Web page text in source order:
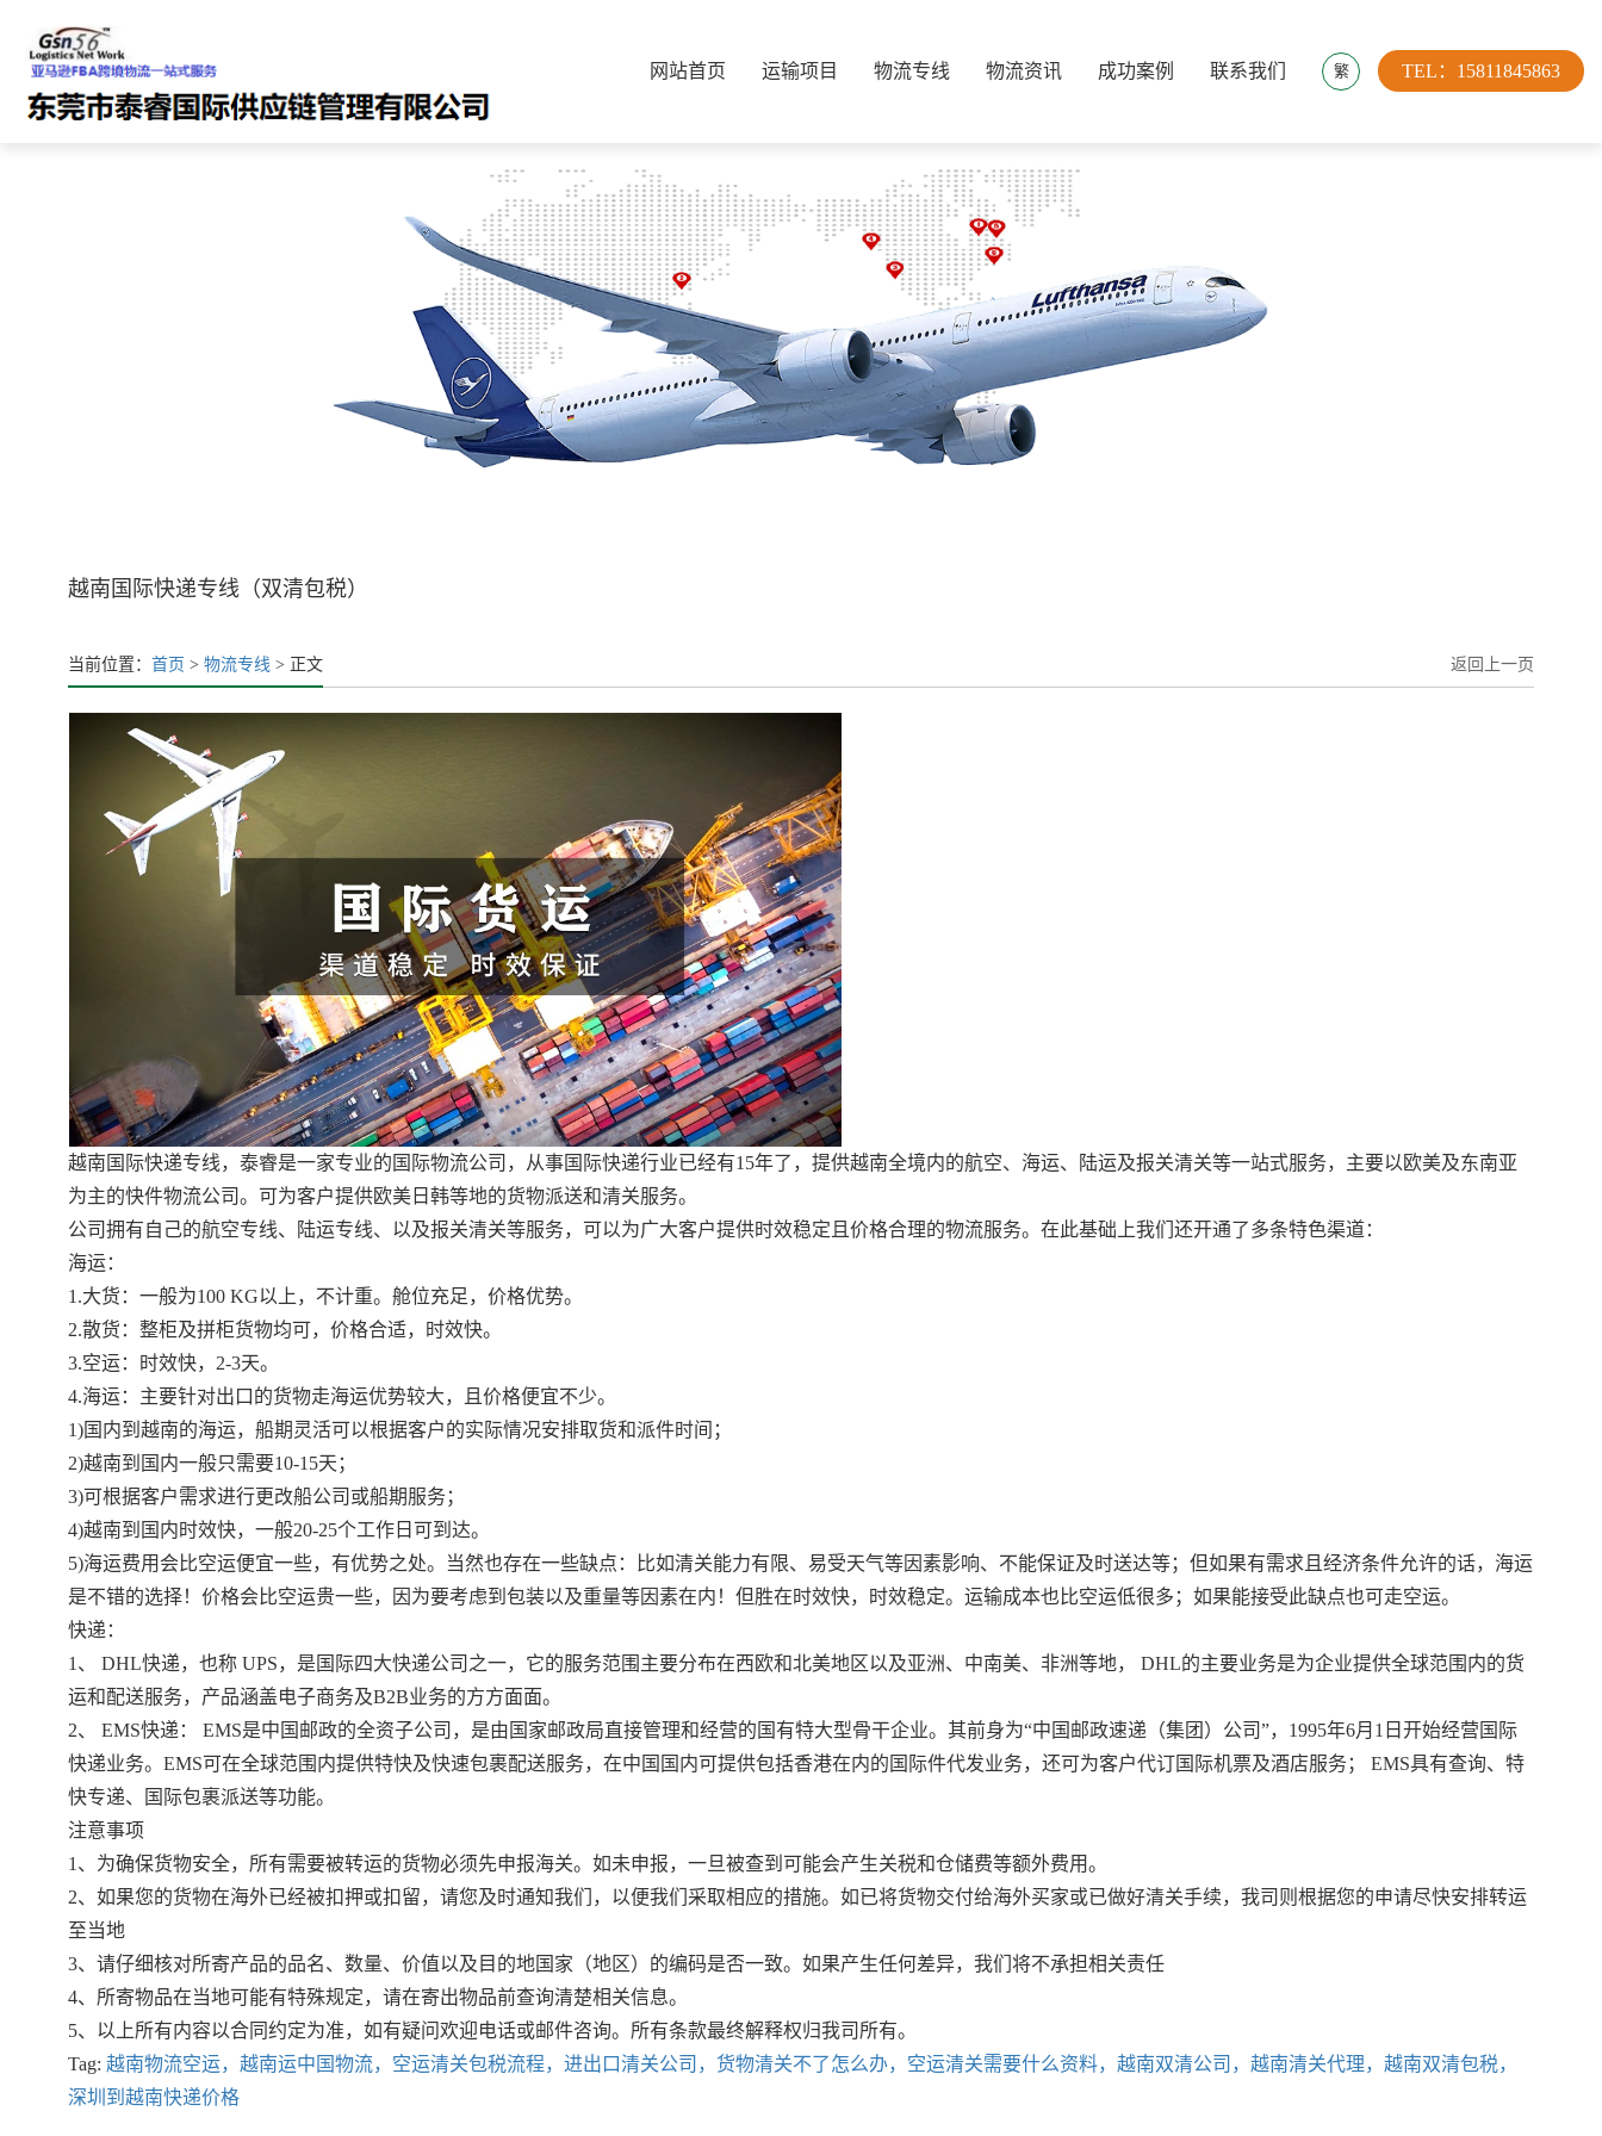
TEL：15811845863
繁
网站首页 运输项目 物流专线 物流资讯 成功案例 联系我们
越南国际快递专线（双清包税）
当前位置： 首页 > 物流专线 > 正文 返回上一页
越南国际快递专线，泰睿是一家专业的国际物流公司，从事国际快递行业已经有15年了，提供越南全境内的航空、海运、陆运及报关清关等一站式服务，主要以欧美及东南亚
为主的快件物流公司。可为客户提供欧美日韩等地的货物派送和清关服务。
公司拥有自己的航空专线、陆运专线、以及报关清关等服务，可以为广大客户提供时效稳定且价格合理的物流服务。在此基础上我们还开通了多条特色渠道：
海运：
1.大货：一般为100 KG以上，不计重。舱位充足，价格优势。
2.散货：整柜及拼柜货物均可，价格合适，时效快。
3.空运：时效快，2-3天。
4.海运：主要针对出口的货物走海运优势较大，且价格便宜不少。
1)国内到越南的海运，船期灵活可以根据客户的实际情况安排取货和派件时间；
2)越南到国内一般只需要10-15天；
3)可根据客户需求进行更改船公司或船期服务；
4)越南到国内时效快，一般20-25个工作日可到达。
5)海运费用会比空运便宜一些，有优势之处。当然也存在一些缺点：比如清关能力有限、易受天气等因素影响、不能保证及时送达等；但如果有需求且经济条件允许的话，海运
是不错的选择！价格会比空运贵一些，因为要考虑到包装以及重量等因素在内！但胜在时效快，时效稳定。运输成本也比空运低很多；如果能接受此缺点也可走空运。
快递：
1、 DHL快递，也称 UPS，是国际四大快递公司之一，它的服务范围主要分布在西欧和北美地区以及亚洲、中南美、非洲等地， DHL的主要业务是为企业提供全球范围内的货
运和配送服务，产品涵盖电子商务及B2B业务的方方面面。
2、 EMS快递： EMS是中国邮政的全资子公司，是由国家邮政局直接管理和经营的国有特大型骨干企业。其前身为“中国邮政速递（集团）公司”，1995年6月1日开始经营国际
快递业务。EMS可在全球范围内提供特快及快速包裹配送服务，在中国国内可提供包括香港在内的国际件代发业务，还可为客户代订国际机票及酒店服务； EMS具有查询、特
快专递、国际包裹派送等功能。
注意事项
1、为确保货物安全，所有需要被转运的货物必须先申报海关。如未申报，一旦被查到可能会产生关税和仓储费等额外费用。
2、如果您的货物在海外已经被扣押或扣留，请您及时通知我们，以便我们采取相应的措施。如已将货物交付给海外买家或已做好清关手续，我司则根据您的申请尽快安排转运
至当地
3、请仔细核对所寄产品的品名、数量、价值以及目的地国家（地区）的编码是否一致。如果产生任何差异，我们将不承担相关责任
4、所寄物品在当地可能有特殊规定，请在寄出物品前查询清楚相关信息。
5、以上所有内容以合同约定为准，如有疑问欢迎电话或邮件咨询。所有条款最终解释权归我司所有。
Tag: 越南物流空运，越南运中国物流，空运清关包税流程，进出口清关公司，货物清关不了怎么办，空运清关需要什么资料，越南双清公司，越南清关代理，越南双清包税，
深圳到越南快递价格